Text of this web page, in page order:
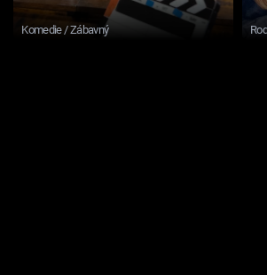
Komedie / Zábavný